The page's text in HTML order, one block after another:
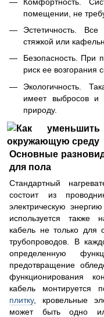
помещении, не
Эстетичность.
стяжкой или
Безопасность. При
риск ее возгорания
Экологичность.
имеет выбросов и
природу.
Основные
для пола
Стандартный
состоит из
электрическую
используется также
кабель не только для
трубопроводов. В
определенную
предотвращение
функционирования
кабель монтируется
плитку, кровельные
может быть одно